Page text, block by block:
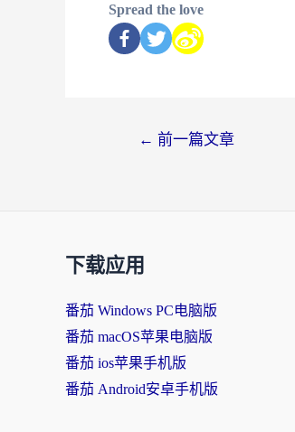
Spread the love
← 前一篇文章
下载应用
番茄 Windows PC电脑版
番茄 macOS苹果电脑版
番茄 ios苹果手机版
番茄 Android安卓手机版